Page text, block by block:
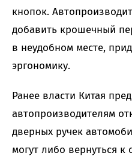
кнопок.
добавить крошечный
в неудобном месте,
эргономику.
Ранее власти Китая
автопроизводителям
дверных ручек
могут либо вернуться